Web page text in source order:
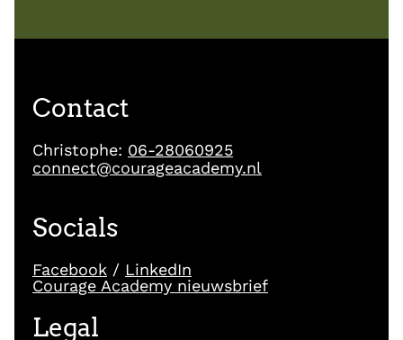
Contact
Christophe: 06-28060925
connect@courageacademy.nl
Socials
Facebook / LinkedIn
Courage Academy nieuwsbrief
Legal